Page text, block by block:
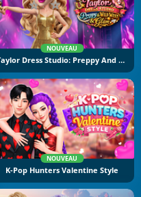
NOUVEAU
Taylor Dress Studio: Preppy And Wild West Glam
NOUVEAU
K-Pop Hunters Valentine Style